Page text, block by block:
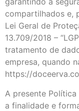
compartilhados e,
Lei Geral de
13.709/2018 –
tratamento de
empresa, quando
https://
A presente
a finalidade e